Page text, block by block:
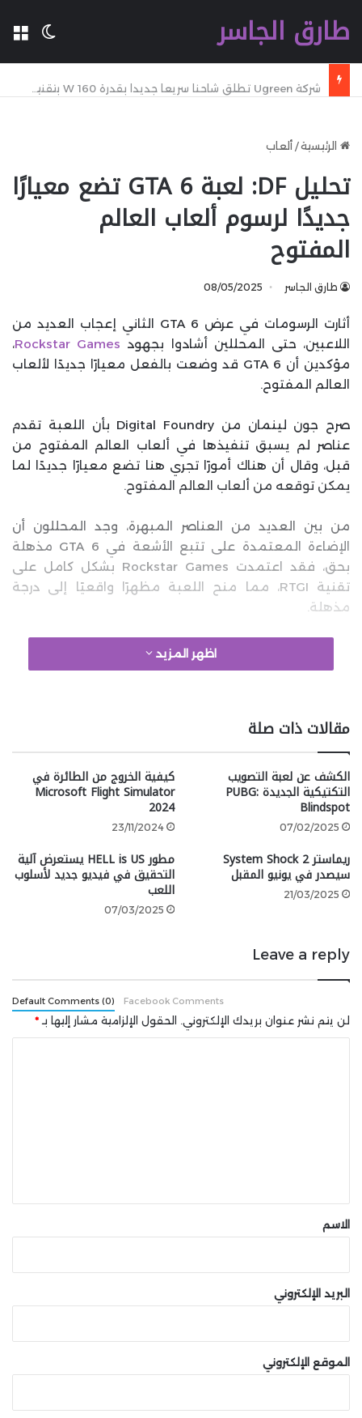
طارق الجاسر
الرئيسية/ ألعاب
تحليل DF: لعبة GTA 6 تضع معيارًا
جديدًا لرسوم ألعاب العالم
المفتوح
طارق الجاسر 08/05/2025
أثارت الرسومات في عرض GTA 6 الثاني إعجاب العديد من
اللاعبين، حتى المحللين أشادوا بجهود Rockstar Games،
مؤكدين أن GTA 6 قد وضعت بالفعل معيارًا جديدًا لألعاب
العالم المفتوح.
صرح جون لينمان من Digital Foundry بأن اللعبة تقدم
عناصر لم يسبق تنفيذها في ألعاب العالم المفتوح من
قبل، وقال أن هناك أمورًا تجري هنا تضع معيارًا جديدًا لما
يمكن توقعه من ألعاب العالم المفتوح.
من بين العديد من العناصر المبهرة، وجد المحللون أن
الإضاءة المعتمدة على تتبع الأشعة في GTA 6 مذهلة
بحق، فقد اعتمدت Rockstar Games بشكل كامل على
تقنية RTGI، مما منح اللعبة مظهرًا واقعيًا إلى درجة
مذهلة.
وصف الفريق جودة الشعر بأنها مذهلة وأشادوا بتفاصيل
البيئة المعروضة، كما حازت الانعكاسات المعتمدة على تتبع
رسوميات الأفلام السينمائية عالية الجودة.
شارك هذه الصفحة عبر
اظهر المزيد
مقالات ذات صلة
الكشف عن لعبة التصويب
التكتيكية الجديدة PUBG:
Blindspot
07/02/2025
كيفية الخروج من الطائرة في
Microsoft Flight Simulator
2024
23/11/2024
ريماستر System Shock 2
سيصدر في يونيو المقبل
21/03/2025
مطور HELL is US يستعرض آلية
التحقيق في فيديو جديد لأسلوب
اللعب
07/03/2025
Leave a reply
Default Comments (0) Facebook Comments
لن يتم نشر عنوان بريدك الإلكتروني. الحقول الإلزامية مشار إليها بـ *
*الاسم
البريد الإلكتروني
الموقع الإلكتروني